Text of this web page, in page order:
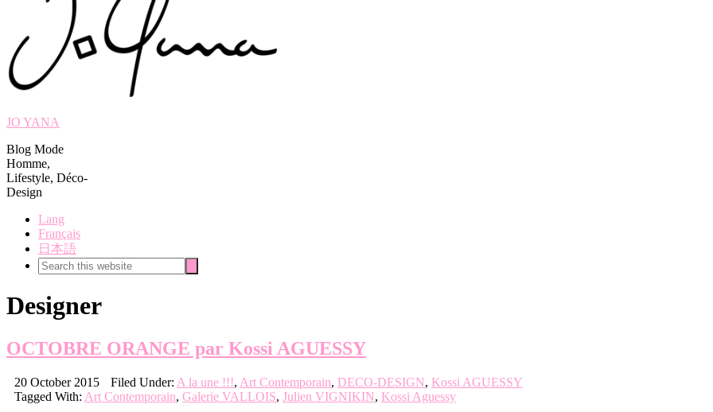
JO YANA
Blog Mode
Homme,
Lifestyle, Déco-
Design
Lang
Français
日本語
Search
this
Designer
OCTOBRE ORANGE par Kossi AGUESSY
20 October 2015 Filed Under: A la une !!!, Art Contemporain, DECO-DESIGN, Kossi AGUESSY
Tagged With: Art Contemporain, Galerie VALLOIS, Julien VIGNIKIN, Kossi Aguessy